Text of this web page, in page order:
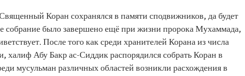
Коран сохранялся в памяти сподвижников, да будет
собрание было завершено ещё при жизни пророка Мухаммада,
После того как среди хранителей Корана из числа
халиф Абу Бакр ас-Сиддик распорядился собрать Коран в
мусульман различных областей возникли расхождения в